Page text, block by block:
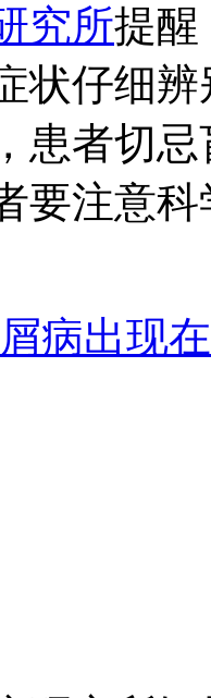
究所提醒
状仔细
患者切
要注意
病出现